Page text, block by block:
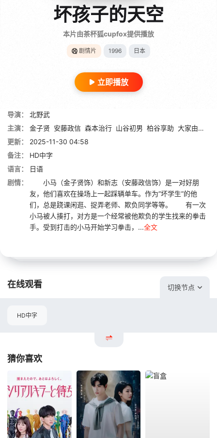
坏孩子的天空
本片由茶杯狐cupfox提供播放
剧情片 1996 日本
立即播放
导演：
北野武
主演：
金子贤 安藤政信 森本治行 山谷初男 柏谷享助 大家由祐子
更新：
2025-11-30 04:58
备注：
HD中字
语言：
日语
剧情：
小马（金子贤饰）和新志（安藤政信饰）是一对好朋
友，他们喜欢在操场上一起踩辆单车。作为“坏学生”的他
们，总是跷课闲逛、捉弄老师、欺负同学等等。 有一次
小马被人揍打，对方是一个经常被他欺负的学生找来的拳击
手。受到打击的小马开始学习拳击，...全文
在线观看 切换节点
HD中字
猜你喜欢